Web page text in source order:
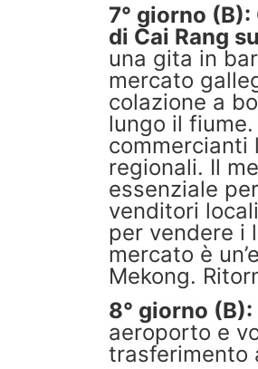
7° giorno
di Cai Rang
una gita in
mercato
colazione a
lungo il
commercianti
regionali. Il
essenziale
venditori
per vendere i
mercato è
Mekong.
8° giorno (B):
aeroporto e
trasferimento